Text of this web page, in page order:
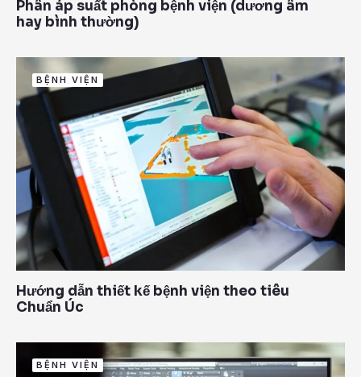
Phân áp suất phòng bệnh viện (dương âm
hay bình thường)
BỆNH VIỆN
Hướng dẫn thiết kế bệnh viện theo tiêu
Chuẩn Úc
BỆNH VIỆN